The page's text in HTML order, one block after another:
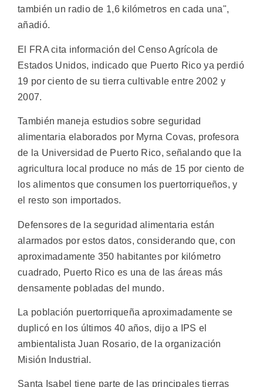
también un radio de 1,6 kilómetros en cada una",
añadió.
El FRA cita información del Censo Agrícola de
Estados Unidos, indicado que Puerto Rico ya perdió
19 por ciento de su tierra cultivable entre 2002 y
2007.
También maneja estudios sobre seguridad
alimentaria elaborados por Myrna Covas, profesora
de la Universidad de Puerto Rico, señalando que la
agricultura local produce no más de 15 por ciento de
los alimentos que consumen los puertorriqueños, y
el resto son importados.
Defensores de la seguridad alimentaria están
alarmados por estos datos, considerando que, con
aproximadamente 350 habitantes por kilómetro
cuadrado, Puerto Rico es una de las áreas más
densamente pobladas del mundo.
La población puertorriqueña aproximadamente se
duplicó en los últimos 40 años, dijo a IPS el
ambientalista Juan Rosario, de la organización
Misión Industrial.
Santa Isabel tiene parte de las principales tierras